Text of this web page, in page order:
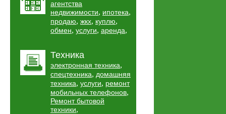
агентства
недвижимости, ипотека,
продаю, жкх, куплю,
обмен, услуги, аренда,
Техника
электронная техника,
спецтехника, домашняя
техника, услуги, ремонт
мобильных телефонов,
Ремонт бытовой
техники,